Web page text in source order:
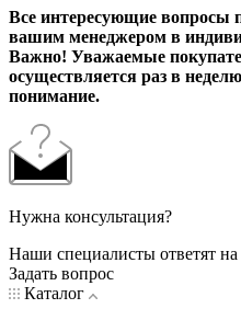
Все интересующие вопросы
вашим менеджером в
Важно! Уважаемые
осуществляется раз в
понимание.
Нужна консультация?
Наши специалисты ответят
Задать вопрос
Каталог